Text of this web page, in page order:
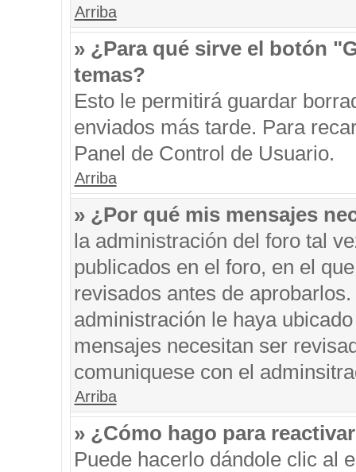
Arriba
» ¿Para qué sirve el botón
temas?
Esto le permitirá guardar
enviados más tarde. Para
Panel de Control de Usuario.
Arriba
» ¿Por qué mis mensajes
la administración del foro tal
publicados en el foro, en el
revisados antes de
administración le haya
mensajes necesitan ser
comuniquese con el
Arriba
» ¿Cómo hago para
Puede hacerlo dándole clic al